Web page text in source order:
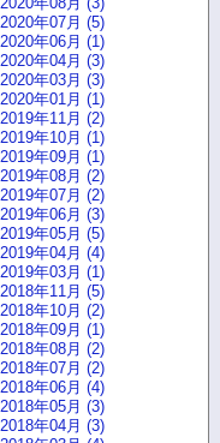
2020年07月 (5)
2020年06月 (1)
2020年04月 (3)
2020年03月 (3)
2020年01月 (1)
2019年11月 (2)
2019年10月 (1)
2019年09月 (1)
2019年08月 (2)
2019年07月 (2)
2019年06月 (3)
2019年05月 (5)
2019年04月 (4)
2019年03月 (1)
2018年11月 (5)
2018年10月 (2)
2018年09月 (1)
2018年08月 (2)
2018年07月 (2)
2018年06月 (4)
2018年05月 (3)
2018年04月 (3)